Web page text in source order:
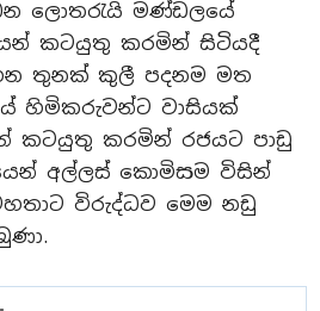
ලොතරැයි මණ්ඩලයේ
කටයුතු කරමින් සිටියදී
තුනක් කුලී පදනම මත
හිමිකරුවන්ට වාසියක්
කටයුතු කරමින් රජයට පාඩු
අල්ලස් කොමිසම විසින්
විරුද්ධව මෙම නඩු